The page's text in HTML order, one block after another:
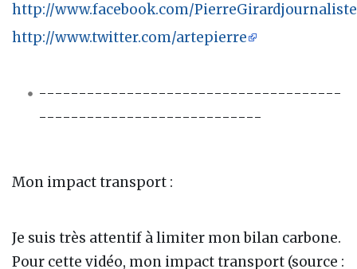
http://www.facebook.com/PierreGirardjournaliste
http://www.twitter.com/artepierre
--------------------------------------
----------------------------
Mon impact transport :
Je suis très attentif à limiter mon bilan carbone.
Pour cette vidéo, mon impact transport (source :